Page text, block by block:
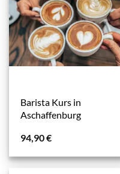
Barista Kurs in
Aschaffenburg
94,90€